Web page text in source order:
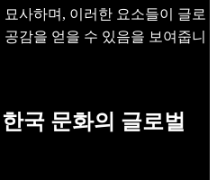
사하며, 이러한 요소들이 글로
감을 얻을 수 있음을 보여줍니
국 문화의 글로벌